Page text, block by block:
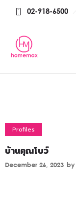
02-918-6500
Profiles
บ้านคุณโบว์
December 26, 2023 by